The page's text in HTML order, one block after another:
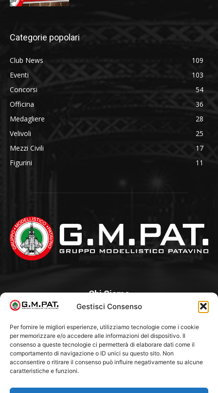
Gestisci Consenso
Per fornire le migliori esperienze, utilizziamo tecnologie come i cookie
per memorizzare e/o accedere alle informazioni del dispositivo. Il
consenso a queste tecnologie ci permetterà di elaborare dati come il
comportamento di navigazione o ID unici su questo sito. Non
acconsentire o ritirare il consenso può influire negativamente su alcune
caratteristiche e funzioni.
Categorie popolari
Club News
109
Eventi
103
Concorsi
54
Officina
36
Medagliere
28
Velivoli
25
Mezzi Civili
17
Figurini
11
Chi Siamo
l’intento di creare a Padova un punto di aggregazione e di
riferimento per l’hobby del modellismo statico. Tra i Soci
“fondatori” ci sono Franco Callegari e Gianni Besenzon.
Seguici Su